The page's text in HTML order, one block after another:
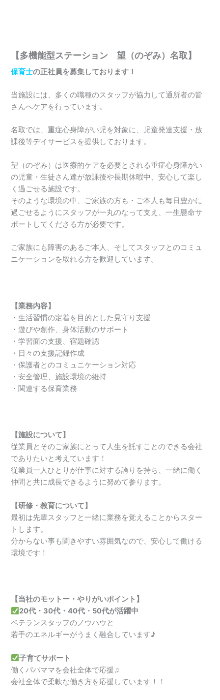
【多機能型ステーション 望（のぞみ）名取】
保育士の正社員を募集しております！
当施設には、多くの職種のスタッフが協力して通所者の皆
さんへケアを行っています。
名取では、重症心身障がい児を対象に、児童発達支援・放
課後等デイサービスを提供しております。
望（のぞみ）は医療的ケアを必要とされる重症心身障がい
の児童・生徒さん達が放課後や長期休暇中、安心して楽し
く過ごせる施設です。
そのような環境の中、ご家族の方も・ご本人も毎日豊かに
過ごせるようにスタッフが一丸のなって支え、一生懸命サ
ポートしてくださる方が必要です。
ご家族にも障害のあるご本人、そしてスタッフとのコミュ
ニケーションを取れる方を歓迎しています。
【業務内容】
・生活習慣の定着を目的とした見守り支援
・遊びや創作、身体活動のサポート
・学習面の支援、宿題確認
・日々の支援記録作成
・保護者とのコミュニケーション対応
・安全管理、施設環境の維持
・関連する保育業務
【施設について】
従業員とそのご家族にとって人生を託すことのできる会社
でありたいと考えています！
従業員一人ひとりが仕事に対する誇りを持ち、一緒に働く
仲間と共に成長できるように努めて参ります。
【研修・教育について】
最初は先輩スタッフと一緒に業務を覚えることからスター
トします。
分からない事も聞きやすい雰囲気なので、安心して働ける
環境です！
【当社のモットー・やりがいポイント】
20代・30代・40代・50代が活躍中
ベテランスタッフのノウハウと
若手のエネルギーがうまく融合しています♪
子育てサポート
働くパパママを会社全体で応援♫
会社全体で柔軟な働き方を応援しています！！